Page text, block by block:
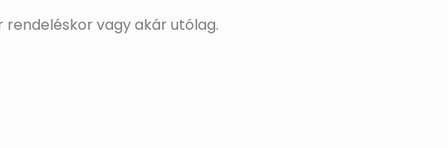
vagy akár utólag.